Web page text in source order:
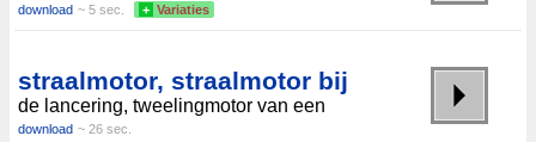
download ~ 5 sec. + Variaties
straalmotor, straalmotor bij
de lancering, tweelingmotor van een
download ~ 26 sec.